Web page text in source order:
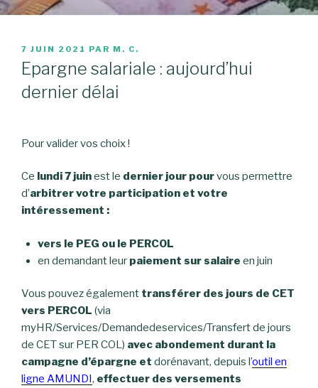
PUBLIÉ
LE
7 JUIN 2021 PAR M. C.
Epargne salariale : aujourd’hui
dernier délai
Pour valider vos choix !
Ce lundi 7 juinest le dernier jour pourvous permettre
d’arbitrer votre participation et votre
intéressement :
vers le PEG ou le PERCOL
en demandant leur paiement sur salaire en juin
Vous pouvez également transférer des jours de CET
vers PERCOL (via
myHR/Services/Demandedeservices/Transfert de jours
de CET sur PER COL) avec abondement durant la
campagne d’épargne et dorénavant, depuis l’outil en
ligne AMUNDI, effectuer des versements